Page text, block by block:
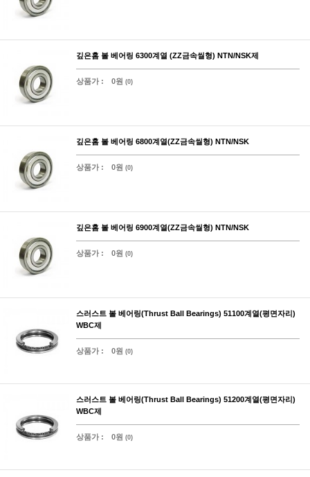
깊은홈 볼 베어링 6300계열 (ZZ금속씰형) NTN/NSK제
상품가 : 0원 (0)
깊은홈 볼 베어링 6800계열(ZZ금속씰형) NTN/NSK
상품가 : 0원 (0)
깊은홈 볼 베어링 6900계열(ZZ금속씰형) NTN/NSK
상품가 : 0원 (0)
스러스트 볼 베어링(Thrust Ball Bearings) 51100계열(평면자리)
WBC제
상품가 : 0원 (0)
스러스트 볼 베어링(Thrust Ball Bearings) 51200계열(평면자리)
WBC제
상품가 : 0원 (0)